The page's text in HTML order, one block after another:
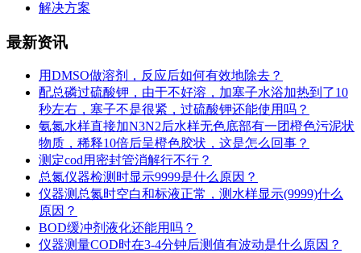
解决方案
最新资讯
用DMSO做溶剂，反应后如何有效地除去？
配总磷过硫酸钾，由于不好溶，加塞子水浴加热到了10
秒左右，塞子不是很紧，过硫酸钾还能使用吗？
氨氮水样直接加N3N2后水样无色底部有一团橙色污泥状
物质，稀释10倍后呈橙色胶状，这是怎么回事？
测定cod用密封管消解行不行？
总氮仪器检测时显示9999是什么原因？
仪器测总氮时空白和标液正常，测水样显示(9999)什么
原因？
BOD缓冲剂液化还能用吗？
仪器测量COD时在3-4分钟后测值有波动是什么原因？